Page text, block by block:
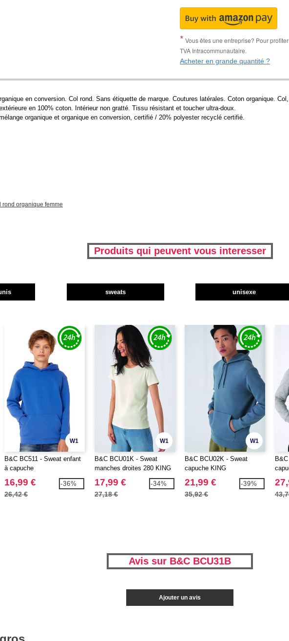
Vous êtes une entreprise? Pour
TVA Intracommunautaire.
Acheter en grande quantité ?
en conversion. Col rond. Sans étiquette de marque. Coutures latérales. Coton organique.
en 100% coton. Intérieur non gratté. Tissu résistant et toucher ultra-doux.
organique et organique en conversion, certifié / 20% polyester recyclé certifié.
rond organique femme
Produits qui peuvent vous interesser
sweats unisexe
W1
B&C BC511 - Sweat enfant
à capuche
16,99 €
26,42 €
-36%
W1
B&C BCU01K - Sweat
manches droites 280 KING
17,99 €
27,18 €
-34%
W1
B&C BCU02K - Sweat
capuche KING
21,99 €
35,92 €
-39%
Avis sur B&C BCU31B
Ajouter un avis